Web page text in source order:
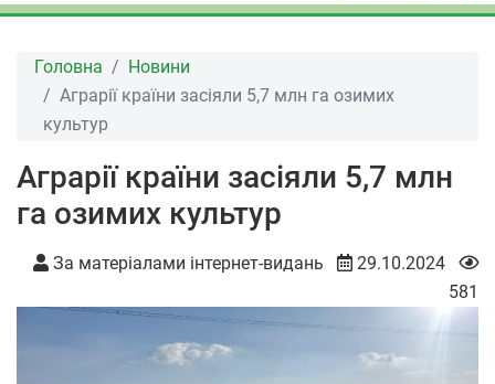
Головна
Новини
Аграрії країни засіяли 5,7 млн га озимих
культур
Аграрії країни засіяли 5,7 млн
га озимих культур
За матеріалами інтернет-видань
29.10.2024
581